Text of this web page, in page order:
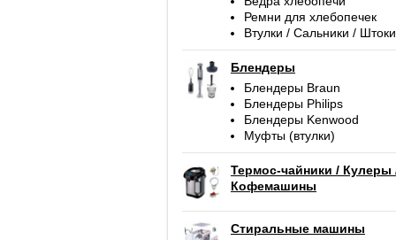
Ремни для хлебопечек
Втулки / Сальники / Штоки
Блендеры
Блендеры Braun
Блендеры Philips
Блендеры Kenwood
Муфты (втулки)
Термос-чайники / Кулеры
Кофемашины
Стиральные машины